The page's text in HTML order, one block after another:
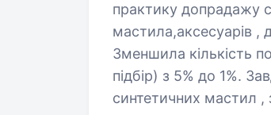
практику допрадажу
мастила,аксесуарів ,
Зменшила кількість
підбір) з 5% до 1%.
синтетичних мастил ,